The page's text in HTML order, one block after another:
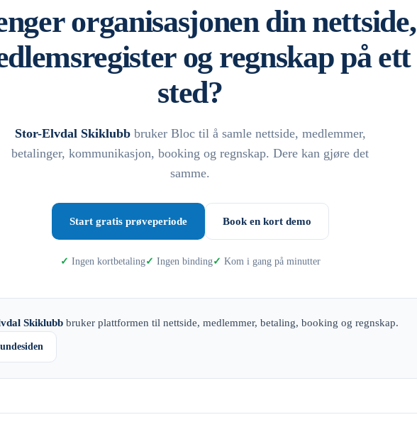
organisasjonen din nettside,
og regnskap på ett
sted?
Stor-Elvdal Skiklubbbruker Bloc til å samle nettside, medlemmer,
betalinger, kommunikasjon, booking og regnskap. Dere kan gjøre det
samme.
Start gratis prøveperiode Book en kort demo
Ingen kortbetaling Ingen binding Kom i gang på minutter
Skiklubb bruker plattformen til nettside, medlemmer, betaling, booking og regnskap.